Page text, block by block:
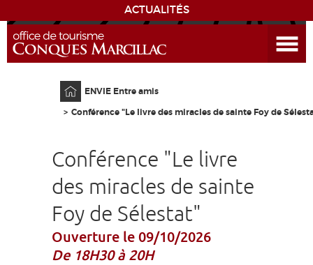
ACTUALITÉS
ENVIEDE...
DÉCOUVRIR LA DESTINATION
SÉJOURNER
ENVIE Entre amis
Conférence "Le livre des miracles de sainte Foy de
Conférence "Le livre
des miracles de sainte
Foy de Sélestat"
Ouverture le 09/10/2026
De 18H30 à 20H